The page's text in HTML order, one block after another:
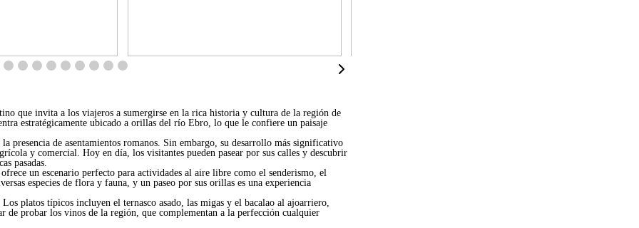
que invita a los viajeros a sumergirse en la rica historia y cultura de la región de
estratégicamente ubicado a orillas del río Ebro, lo que le confiere un paisaje
presencia de asentamientos romanos. Sin embargo, su desarrollo más significativo
y comercial. Hoy en día, los visitantes pueden pasear por sus calles y descubrir
pasadas.
un escenario perfecto para actividades al aire libre como el senderismo, el
especies de flora y fauna, y un paseo por sus orillas es una experiencia
platos típicos incluyen el ternasco asado, las migas y el bacalao al ajoarriero,
de probar los vinos de la región, que complementan a la perfección cualquier